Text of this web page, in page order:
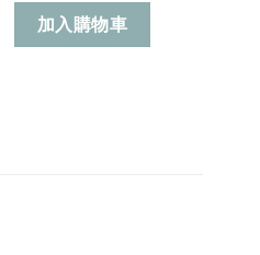
加入購物車